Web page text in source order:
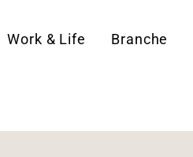
Work & Life Branche